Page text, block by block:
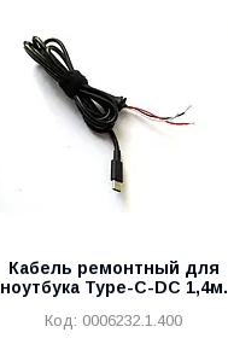
Кабель ремонтный для
ноутбука Type-C-DC 1,4м.
0006232.1.400